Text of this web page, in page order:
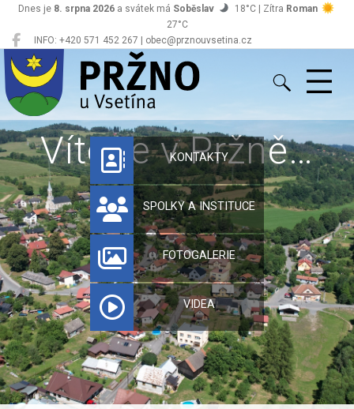
INFO: +420 571 452 267 | obec@prznouvsetina.cz
Dnes je 8. srpna 2026 a svátek má Soběslav 18°C | Zítra Roman
27°C
Pržno
Vítejte v Pržně…
KONTAKTY
SPOLKY A INSTITUCE
FOTOGALERIE
VIDEA